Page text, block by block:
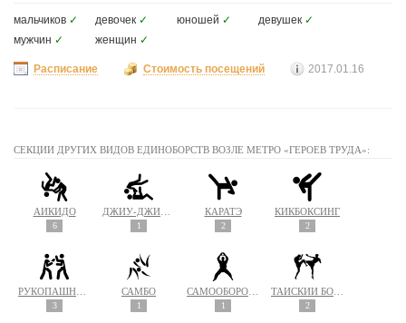
мальчиков ✓ девочек ✓ юношей ✓ девушек ✓
мужчин ✓ женщин ✓
Расписание Стоимость посещений 2017.01.16
СЕКЦИИ ДРУГИХ ВИДОВ ЕДИНОБОРСТВ ВОЗЛЕ МЕТРО «ГЕРОЕВ ТРУДА»:
АЙКИДО
6 1
КАРАТЭ
2
КИКБОКСИНГ
2
3
САМБО
1 1 2